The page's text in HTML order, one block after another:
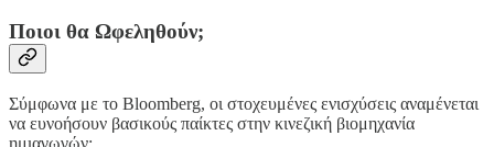
Ποιοι θα Ωφεληθούν;
Σύμφωνα με το Bloomberg, οι στοχευμένες ενισχύσεις αναμένεται
να ευνοήσουν βασικούς παίκτες στην κινεζική βιομηχανία
ημιαγωγών: